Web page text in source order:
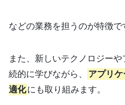
などの業務を担うのが特徴で
また、新しいテクノロジー
続的に学びながら、
アプリ
適化にも取り組みます。